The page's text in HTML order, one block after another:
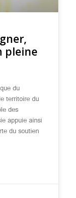
pleine
du
territoire du
des
appuie ainsi
du soutien